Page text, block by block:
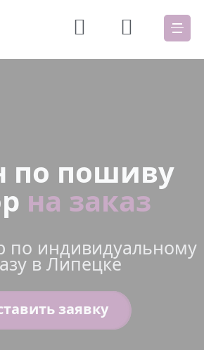
по пошиву
на заказ
индивидуальному
в Липецке
заявку